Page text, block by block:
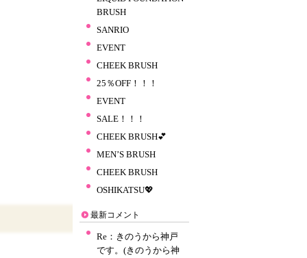
BRUSH
SANRIO
EVENT
CHEEK BRUSH
25％OFF！！！
EVENT
SALE！！！
CHEEK BRUSH💕
MEN’S BRUSH
CHEEK BRUSH
OSHIKATSU💖
最新コメント
Re：きのうから神戸
です。(きのうから神